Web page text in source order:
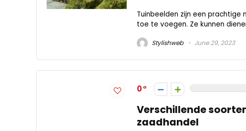
Tuinbeelden zijn een
toe te voegen. Ze kunnen
Stylishweb June 29, 2023
0
Verschillende
zaadhandel